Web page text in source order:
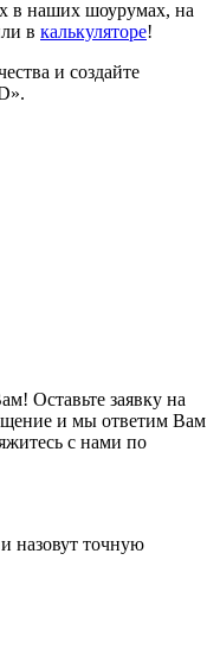
в наших шоурумах, на
в калькуляторе!
и создайте
Оставьте заявку на
и мы ответим Вам
с нами по
назовут точную